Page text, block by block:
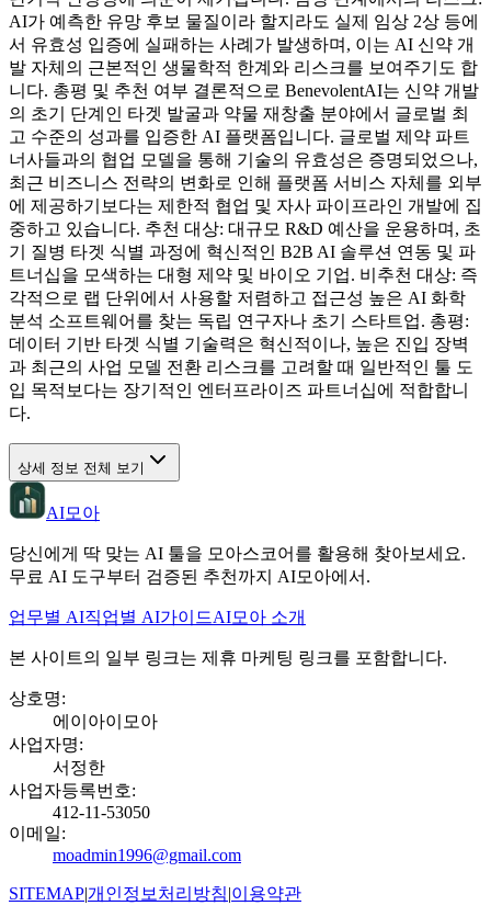
AI가 예측한 유망 후보 물질이라 할지라도 실제 임상 2상 등에
서 유효성 입증에 실패하는 사례가 발생하며, 이는 AI 신약 개
발 자체의 근본적인 생물학적 한계와 리스크를 보여주기도 합
니다. 총평 및 추천 여부 결론적으로 BenevolentAI는 신약 개발
의 초기 단계인 타겟 발굴과 약물 재창출 분야에서 글로벌 최
고 수준의 성과를 입증한 AI 플랫폼입니다. 글로벌 제약 파트
너사들과의 협업 모델을 통해 기술의 유효성은 증명되었으나,
최근 비즈니스 전략의 변화로 인해 플랫폼 서비스 자체를 외부
에 제공하기보다는 제한적 협업 및 자사 파이프라인 개발에 집
중하고 있습니다. 추천 대상: 대규모 R&D 예산을 운용하며, 초
기 질병 타겟 식별 과정에 혁신적인 B2B AI 솔루션 연동 및 파
트너십을 모색하는 대형 제약 및 바이오 기업. 비추천 대상: 즉
각적으로 랩 단위에서 사용할 저렴하고 접근성 높은 AI 화학
분석 소프트웨어를 찾는 독립 연구자나 초기 스타트업. 총평:
데이터 기반 타겟 식별 기술력은 혁신적이나, 높은 진입 장벽
과 최근의 사업 모델 전환 리스크를 고려할 때 일반적인 툴 도
입 목적보다는 장기적인 엔터프라이즈 파트너십에 적합합니
다.
상세 정보 전체 보기
AI모아
당신에게 딱 맞는 AI 툴을 모아스코어를 활용해 찾아보세요.
무료 AI 도구부터 검증된 추천까지 AI모아에서.
업무별 AI직업별 AI가이드AI모아 소개
본 사이트의 일부 링크는 제휴 마케팅 링크를 포함합니다.
상호명:
에이아이모아
사업자명:
서정한
사업자등록번호:
412-11-53050
이메일:
moadmin1996@gmail.com
SITEMAP|개인정보처리방침|이용약관